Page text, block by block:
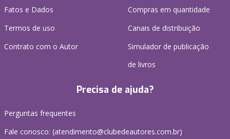
Fatos e Dados
Termos de uso
Contrato com o Autor
Compras em quantidade
Canais de distribuição
Simulador de publicação
de livros
Precisa de ajuda?
Perguntas frequentes
Fale conosco: (atendimento@clubedeautores.com.br)